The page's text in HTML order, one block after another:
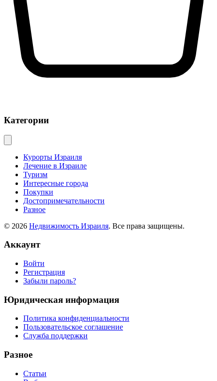
Категории
Курорты Израиля
Лечение в Израиле
Туризм
Интересные города
Покупки
Достопримечательности
Разное
© 2026 Недвижимость Израиля. Все права защищены.
Аккаунт
Войти
Регистрация
Забыли пароль?
Юридическая информация
Политика конфиденциальности
Пользовательское соглашение
Служба поддержки
Разное
Статьи